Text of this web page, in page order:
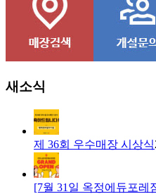
새소식
제 36회 우수매장 시상식
[7월 31일 옥정에듀포레